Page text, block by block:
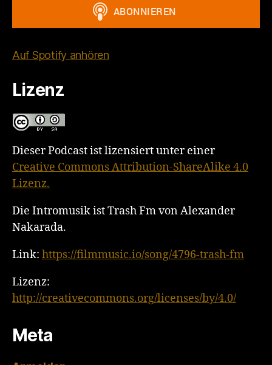
Auf Spotify anhören
Lizenz
Dieser Podcast ist lizensiert unter einer
Creative Commons Attribution-ShareAlike 4.0
Lizenz.
Die Intromusik ist Trash Fm von Alexander
Nakarada.
Link: https://filmmusic.io/song/4796-trash-fm
Lizenz:
http://creativecommons.org/licenses/by/4.0/
Meta